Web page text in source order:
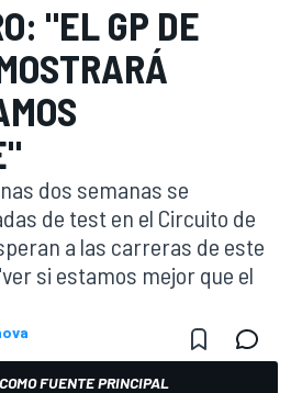
"EL GP DE
dos semanas se
de test en el Circuito de
a las carreras de este
si estamos mejor que el
FUENTE PRINCIPAL